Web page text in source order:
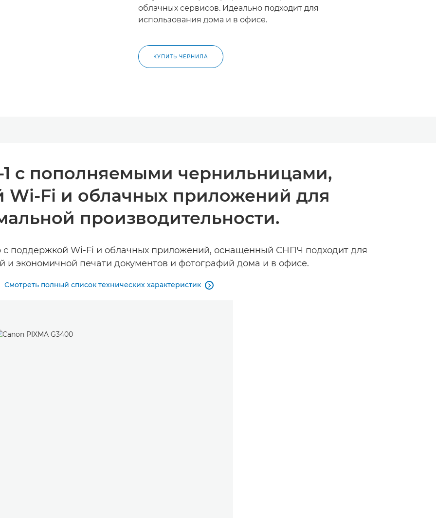
облачных сервисов. Идеально подходит для
использования дома и в офисе.
КУПИТЬ ЧЕРНИЛА
1 с пополняемыми чернильницами,
Wi-Fi и облачных приложений для
производительности.
поддержкой Wi-Fi и облачных приложений, оснащенный СНПЧ подходит для
и экономичной печати документов и фотографий дома и в офисе.
Смотреть полный список технических характеристик 